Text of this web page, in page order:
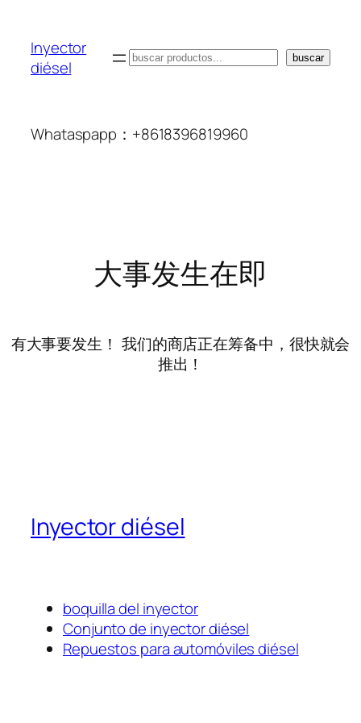
Inyector
diésel
搜
buscar
Whataspapp：+8618396819960
大事发生在即
有大事要发生！ 我们的商店正在筹备中，很快就会
推出！
Inyector diésel
boquilla del inyector
Conjunto de inyector diésel
Repuestos para automóviles diésel